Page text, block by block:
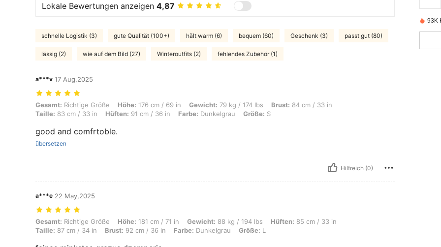
Lokale Bewertungen anzeigen 4,87
schnelle Logistik (3) gute Qualität (100+) hält warm (6) bequem (60) Geschenk (3) passt gut (80)
lässig (2) wie auf dem Bild (27) Winteroutfits (2) fehlendes Zubehör (1)
a***v 17 Aug,2025
Gesamt: Richtige Größe, Höhe: 176 cm / 69 in, Gewicht: 79 kg / 174 lbs, Brust: 84 cm / 33 in, Taille: 83 cm / 33 in, Hüften: 91 cm / 36 in, Farbe:
Gesamt: Richtige Größe Höhe: 176 cm / 69 in Gewicht: 79 kg / 174 lbs Brust: 84 cm / 33 in
Taille: 83 cm / 33 in Hüften: 91 cm / 36 in Farbe: Dunkelgrau Größe: S
good and comfrtoble.
übersetzen
Hilfreich (0)
a***e 22 May,2025
Gesamt: Richtige Größe, Höhe: 181 cm / 71 in, Gewicht: 88 kg / 194 lbs, Hüften: 85 cm / 33 in, Taille: 87 cm / 34 in, Brust: 92 cm / 36 in, Farbe:
Gesamt: Richtige Größe Höhe: 181 cm / 71 in Gewicht: 88 kg / 194 lbs Hüften: 85 cm / 33 in
Taille: 87 cm / 34 in Brust: 92 cm / 36 in Farbe: Dunkelgrau Größe: L
93K